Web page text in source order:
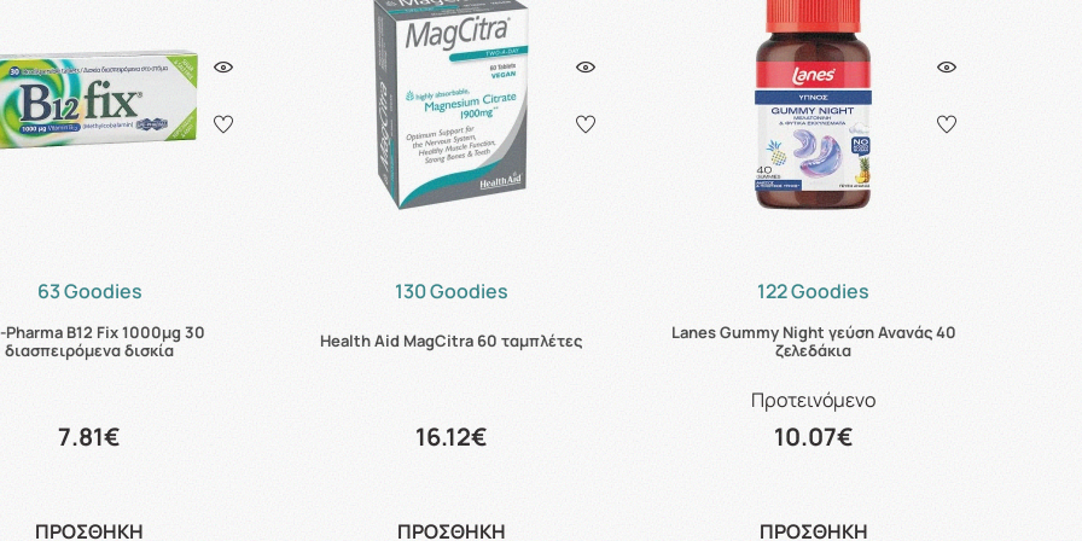
63 Goodies
Pharma B12 Fix 1000μg 30
διασπειρόμενα δισκία
7.81€
ΠΡΟΣΘΗΚΗ
130 Goodies
Health Aid MagCitra 60 ταμπλέτες
16.12€
ΠΡΟΣΘΗΚΗ
122 Goodies
Lanes Gummy Night γεύση Ανανάς 40
ζελεδάκια
Προτεινόμενο
10.07€
ΠΡΟΣΘΗΚΗ